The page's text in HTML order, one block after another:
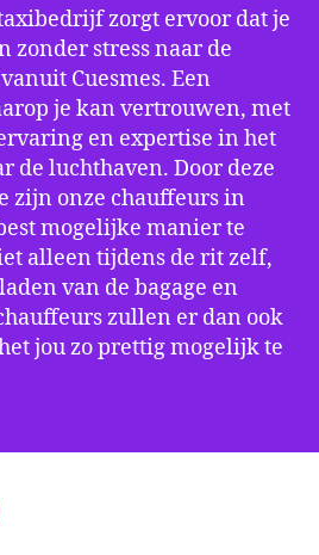
zorgt ervoor dat je
zonder stress naar de
Cuesmes. Een
je kan vertrouwen, met
en expertise in het
de luchthaven. Door deze
zijn onze chauffeurs in
mogelijke manier te
alleen tijdens de rit zelf,
van de bagage en
zullen er dan ook
jou zo prettig mogelijk te